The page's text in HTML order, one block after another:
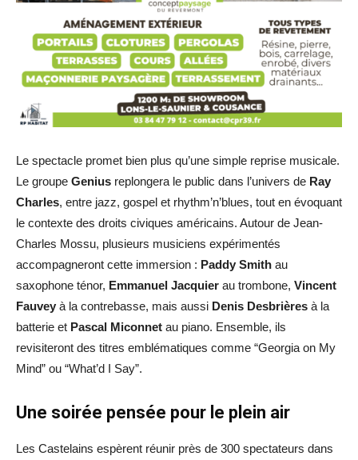
Le spectacle promet bien plus qu’une simple reprise musicale.
Le groupe Genius replongera le public dans l’univers de Ray
Charles, entre jazz, gospel et rhythm’n’blues, tout en évoquant
le contexte des droits civiques américains. Autour de Jean-
Charles Mossu, plusieurs musiciens expérimentés
accompagneront cette immersion : Paddy Smith au
saxophone ténor, Emmanuel Jacquier au trombone, Vincent
Fauvey à la contrebasse, mais aussi Denis Desbrières à la
batterie et Pascal Miconnet au piano. Ensemble, ils
revisiteront des titres emblématiques comme “Georgia on My
Mind” ou “What’d I Say”.
Une soirée pensée pour le plein air
Les Castelains espèrent réunir près de 300 spectateurs dans